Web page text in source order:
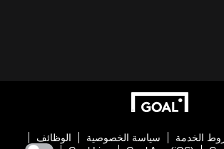
الخدمة سياسة الخصوصية
الوظائف